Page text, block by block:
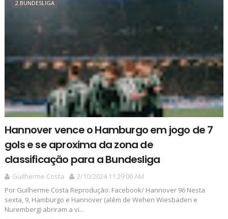
2.BUNDESLIGA
Hannover vence o Hamburgo em jogo de 7
gols e se aproxima da zona de
classificação para a Bundesliga
Guilherme Costa
2/10/2024 11:29:00 AM
Por Guilherme Costa Reprodução: Facebook/ Hannover 96 Nesta
sexta, 9, Hamburgo e Hannover (além de Wehen Wiesbaden e
Nuremberg) abriram a vi...